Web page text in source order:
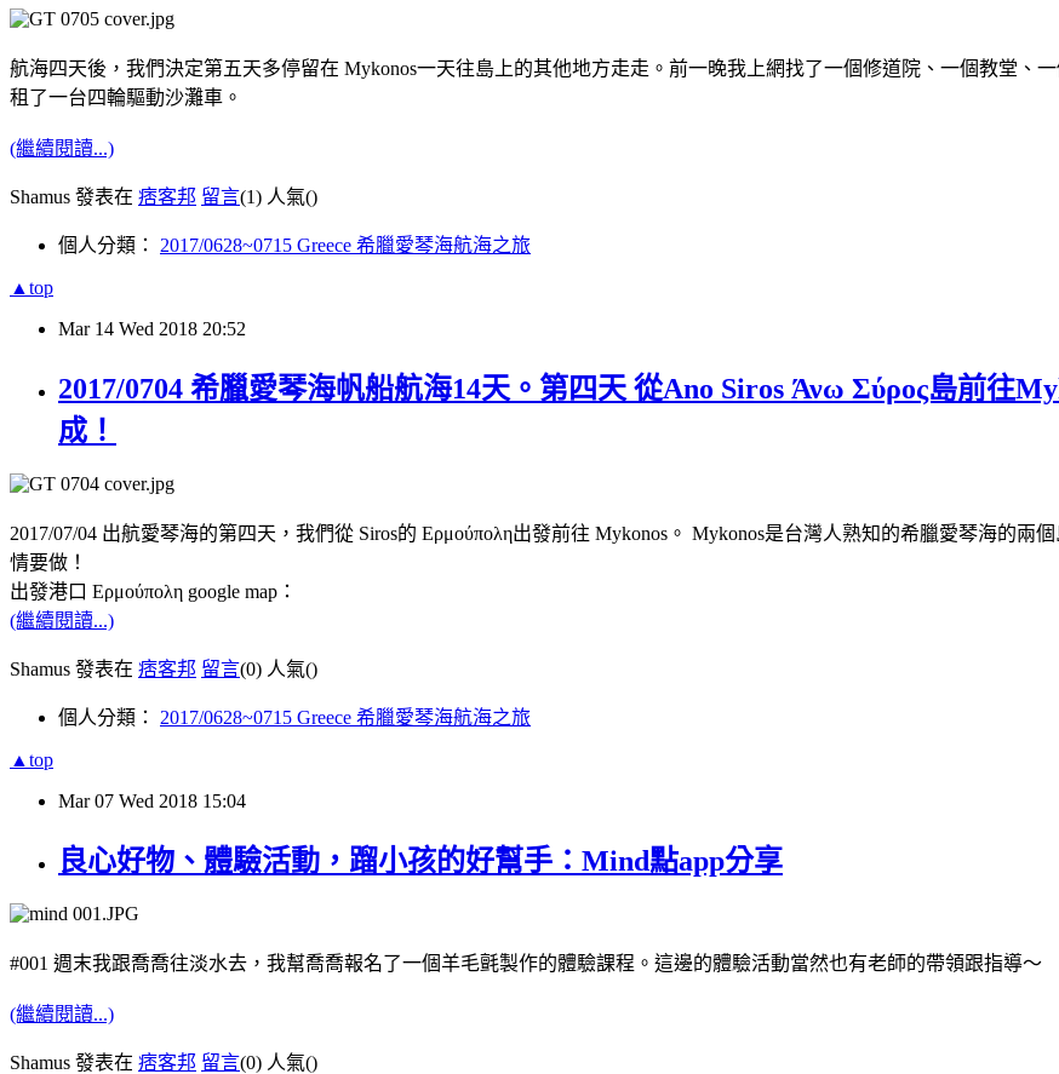
航海四天後，我們決定第五天多停留在 Mykonos一天往島上的其他地方走走。前一晚我上網找了一個修道院、一個教堂、
租了一台四輪驅動沙灘車。
(繼續閱讀...)
Shamus 發表在 痞客邦 留言(1) 人氣()
個人分類： 2017/0628~0715 Greece 希臘愛琴海航海之旅
▲top
Mar 14 Wed 2018 20:52
2017/0704 希臘愛琴海帆船航海14天。第四天 從Ano Siros Άνω Σύρος島前往
成！
2017/07/04 出航愛琴海的第四天，我們從 Siros的 Ερμούπολη出發前往 Mykonos。 Mykonos是台灣人熟知的希臘愛琴海的
情要做！
出發港口 Ερμούπολη google map：
(繼續閱讀...)
Shamus 發表在 痞客邦 留言(0) 人氣()
個人分類： 2017/0628~0715 Greece 希臘愛琴海航海之旅
▲top
Mar 07 Wed 2018 15:04
良心好物、體驗活動，蹓小孩的好幫手：Mind點app分享
#001 週末我跟喬喬往淡水去，我幫喬喬報名了一個羊毛氈製作的體驗課程。這邊的體驗活動當然也有老師的帶領跟指導～
(繼續閱讀...)
Shamus 發表在 痞客邦 留言(0) 人氣()